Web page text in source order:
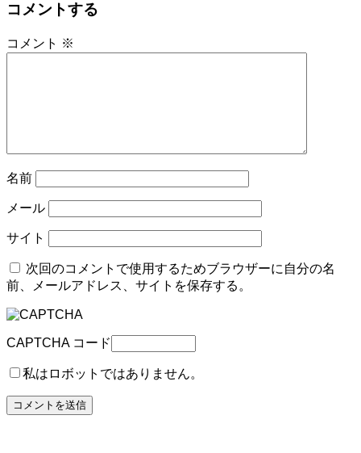
コメントする
コメント ※
名前
メール
サイト
次回のコメントで使用するためブラウザーに自分の名
前、メールアドレス、サイトを保存する。
CAPTCHA コード
私はロボットではありません。